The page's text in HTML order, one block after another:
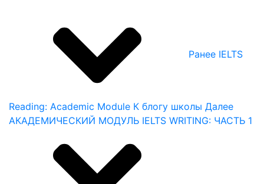
Ранее IELTS
Reading: Academic Module К блогу школы Далее
АКАДЕМИЧЕСКИЙ МОДУЛЬ IELTS WRITING: ЧАСТЬ 1